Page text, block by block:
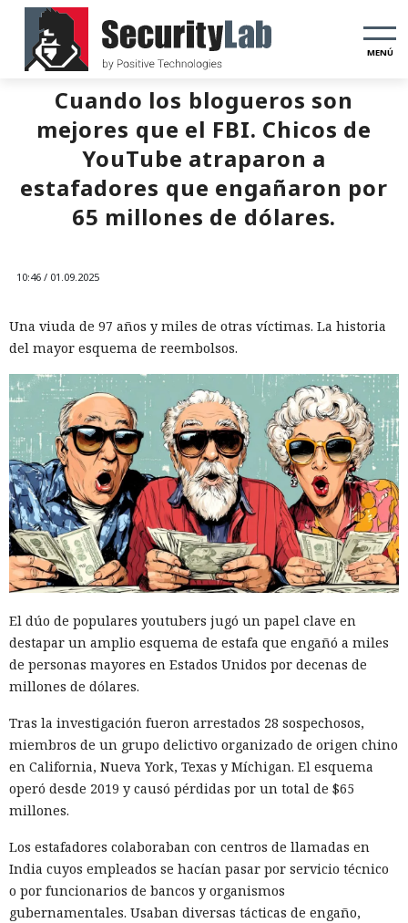
MENÚ
Cuando los blogueros son
mejores que el FBI. Chicos de
YouTube atraparon a
estafadores que engañaron por
65 millones de dólares.
10:46 / 01.09.2025
Una viuda de 97 años y miles de otras víctimas. La historia
del mayor esquema de reembolsos.
El dúo de populares youtubers jugó un papel clave en
destapar un amplio esquema de estafa que engañó a miles
de personas mayores en Estados Unidos por decenas de
millones de dólares.
Tras la investigación fueron arrestados 28 sospechosos,
miembros de un grupo delictivo organizado de origen chino
en California, Nueva York, Texas y Míchigan. El esquema
operó desde 2019 y causó pérdidas por un total de $65
millones.
Los estafadores colaboraban con centros de llamadas en
India cuyos empleados se hacían pasar por servicio técnico
o por funcionarios de bancos y organismos
gubernamentales. Usaban diversas tácticas de engaño,